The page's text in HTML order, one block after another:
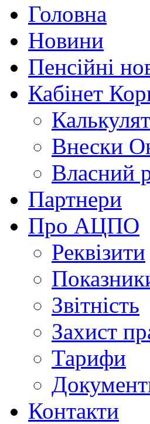
Головна
Новини
Пенсійні
Кабінет
Внески
Власний
Партнери
Про АЦПО
Реквізити
Звітність
Захист
Тарифи
Контакти